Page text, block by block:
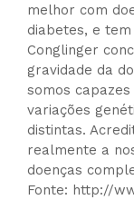
melhor com
diabetes, e
Conglinger
gravidade da
somos
variações
distintas.
realmente a
doenças
Fonte: http://